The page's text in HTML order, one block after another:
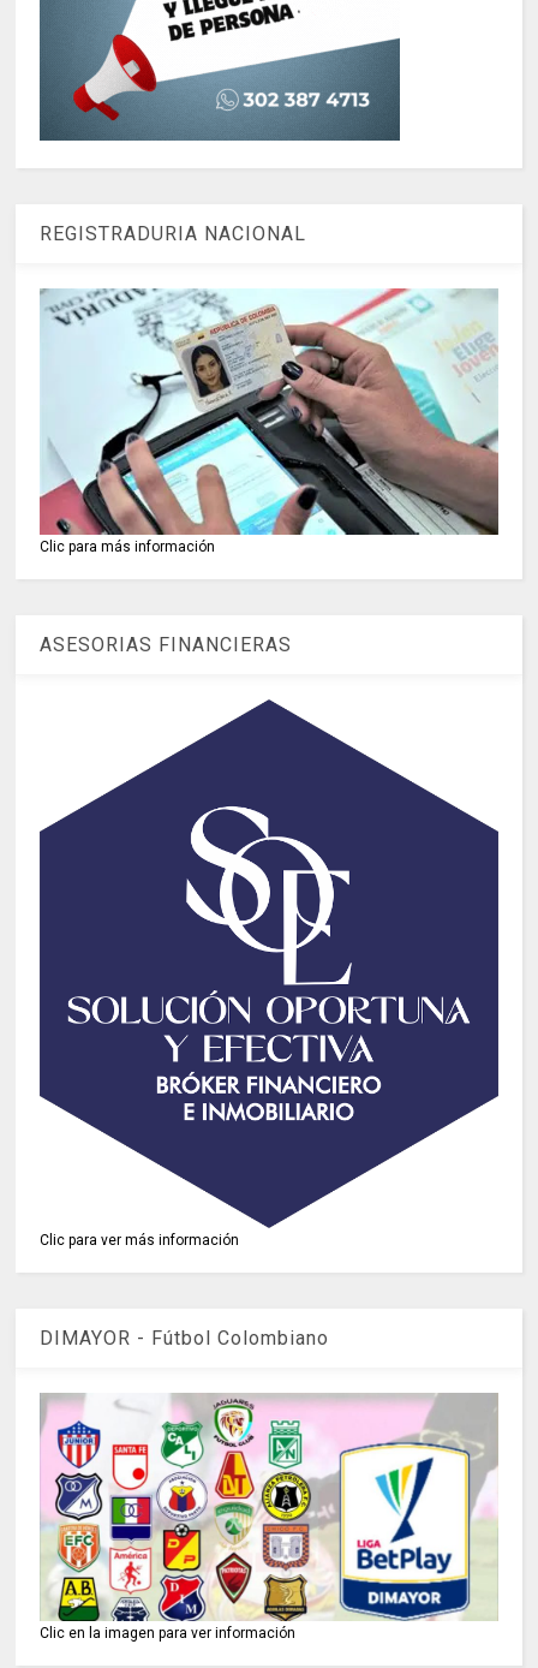
REGISTRADURIA NACIONAL
Clic para más información
ASESORIAS FINANCIERAS
Clic para ver más información
DIMAYOR - Fútbol Colombiano
Clic en la imagen para ver información